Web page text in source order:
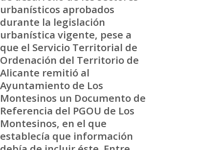
urbanísticos aprobados
durante la legislación
urbanística vigente, pese a
que el Servicio Territorial de
Ordenación del Territorio de
Alicante remitió al
Ayuntamiento de Los
Montesinos un Documento de
Referencia del PGOU de Los
Montesinos, en el que
establecía que información